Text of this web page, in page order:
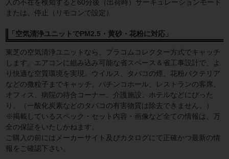
人の不在を検知すると60分後（出荷時）サーキュレーションモード
または、停止（リモコンで設定）
「空気清浄ユニットでPM2.5・黄砂・花粉に対応」
東芝の空気清浄ユニットなら、プラコムコレクター方式でキャッチ
します。エアコンに組み込み可能な省スペース＆省工事設計で、よ
り快適な空質環境を実現。ウイルス、タバコの煙、花粉バクテリア
などの微粒子までキャッチ。パチンコホール、レストランの客席、
オフィス、病院の待合コーナー、介護施設、ホテルなどにぴった
り。（一酸化炭素などのタバコの有害物質は除去できません。）
※掲載しているスペック・セット内容・画像など全ての情報は、万
全の保証をいたしかねます。
ご購入の前にはメーカーサイト及びカタログにて正確かつ最新の情
報をご確認下さい。